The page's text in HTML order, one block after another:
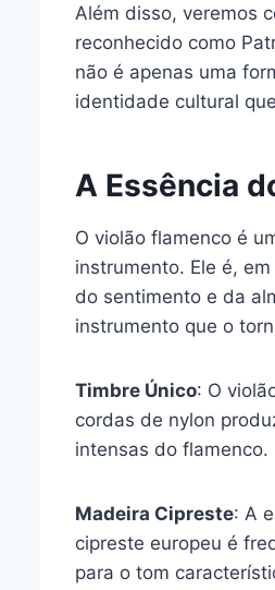
Além disso, veremos
reconhecido como
não é apenas uma
identidade cultural
A Essência
O violão flamenco é
instrumento. Ele é,
do sentimento e da
instrumento que o
Timbre Único: O
cordas de nylon
intensas do flamenco.
Madeira Cipreste: A
cipreste europeu é
para o tom